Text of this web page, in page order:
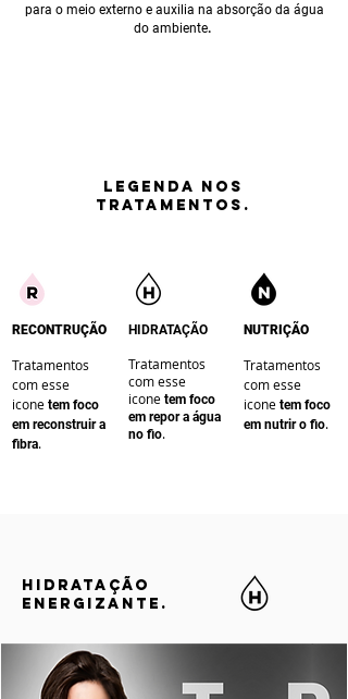
para o meio externo e auxilia na absorção da água
do ambiente.
LEGENDA nos
tratamentos.
RECONTRUÇÃO
Tratamentos
com esse
icone tem foco
em reconstruir a
fibra.
HIDRATAÇÃO
Tratamentos
com esse
icone tem foco
em repor a água
no fio.
NUTRIÇÃO
Tratamentos
com esse
icone tem foco
em nutrir o fio.
HIDRATAÇÃO
ENERGIZANTE.